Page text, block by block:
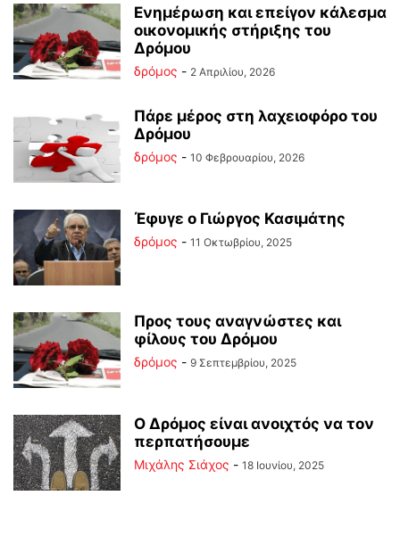
Ενημέρωση και επείγον κάλεσμα
οικονομικής στήριξης του
Δρόμου
δρόμος - 2 Απριλίου, 2026
Πάρε μέρος στη λαχειοφόρο του
Δρόμου
δρόμος - 10 Φεβρουαρίου, 2026
Έφυγε ο Γιώργος Κασιμάτης
δρόμος - 11 Οκτωβρίου, 2025
Προς τους αναγνώστες και
φίλους του Δρόμου
δρόμος - 9 Σεπτεμβρίου, 2025
Ο Δρόμος είναι ανοιχτός να τον
περπατήσουμε
Μιχάλης Σιάχος - 18 Ιουνίου, 2025